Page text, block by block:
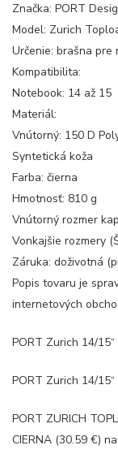
Značka: PORT
Model: Zurich
Určenie: brašna pre
Kompatibilita:
Notebook: 14 až 15
Materiál:
Vnútorný: 150 D
Syntetická koža
Farba: čierna
Hmotnosť: 810 g
Vnútorný rozmer
Vonkajšie rozmery
Záruka: doživotná
Popis tovaru je
internetových
PORT Zurich 14/
PORT Zurich 14/
PORT ZURICH
CIERNA (30.59 €)